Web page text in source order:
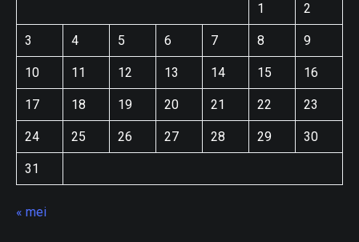
1 2
3 4 5 6 7 8 9
10 11 12 13 14 15 16
17 18 19 20 21 22 23
24 25 26 27 28 29 30
31
« mei